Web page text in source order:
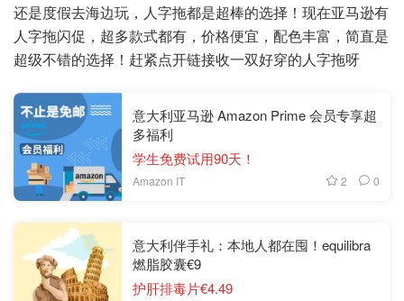
还是度假去海边玩，人字拖都是超棒的选择！现在亚马逊有
人字拖闪促，超多款式都有，价格便宜，配色丰富，简直是
超级不错的选择！赶紧点开链接收一双好穿的人字拖呀
意大利亚马逊 Amazon Prime 会员专享超
多福利
学生免费试用90天！
Amazon IT 2 0
意大利伴手礼：本地人都在囤！equilibra
燃脂胶囊€9
护肝排毒片€4.49